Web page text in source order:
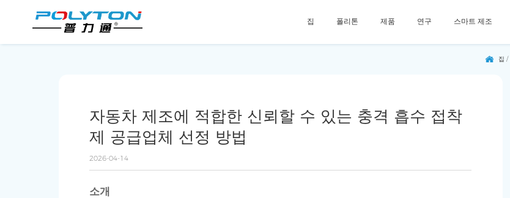
집 폴리톤 제품 연구 스마트 제조
집 /
자동차 제조에 적합한 신뢰할 수 있는 충격 흡수 접착
제 공급업체 선정 방법
2026-04-14
소개